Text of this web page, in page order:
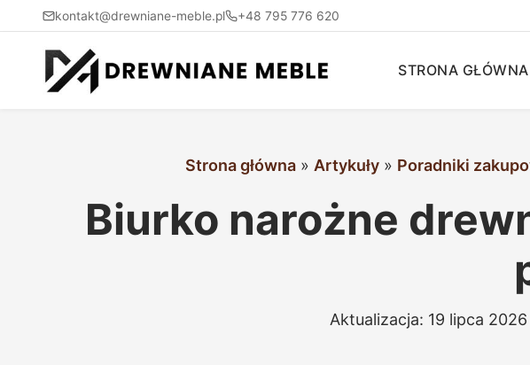
kontakt@drewniane-meble.pl +48 795 776 620
STRONA GŁÓWNA
Strona główna » Artykuły » Poradniki
Biurko narożne
Aktualizacja: 19 lipca 2026